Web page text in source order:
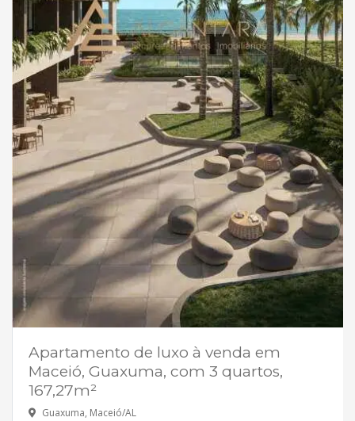
Apartamento de luxo à venda em
Maceió, Guaxuma, com 3 quartos,
167,27m²
Guaxuma, Maceió/AL